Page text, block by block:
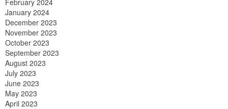
February 2024
January 2024
December 2023
November 2023
October 2023
September 2023
August 2023
July 2023
June 2023
May 2023
April 2023